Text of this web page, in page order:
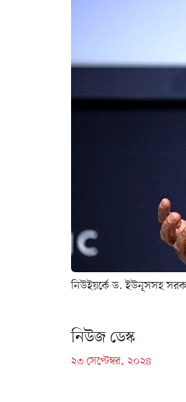
নিউইয়র্কে ড. ইউনূসসহ
নিউজ ডেস্ক
২৩ সেপ্টেম্বর, ২০২৪